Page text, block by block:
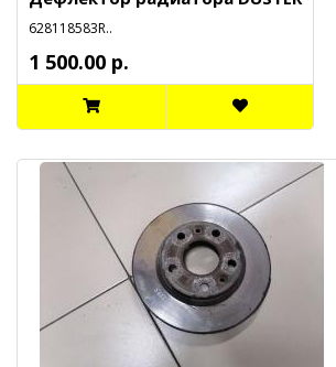
628118583R..
1 500.00 р.